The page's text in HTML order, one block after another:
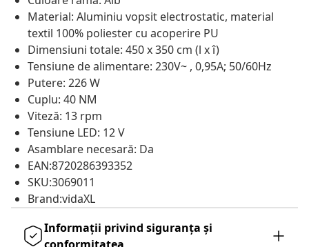
Material: Aluminiu vopsit electrostatic, material
textil 100% poliester cu acoperire PU
Dimensiuni totale: 450 x 350 cm (l x î)
Tensiune de alimentare: 230V~ , 0,95A; 50/60Hz
Putere: 226 W
Cuplu: 40 NM
Viteză: 13 rpm
Tensiune LED: 12 V
Asamblare necesară: Da
EAN:8720286393352
SKU:3069011
Brand:vidaXL
Informații privind siguranța și